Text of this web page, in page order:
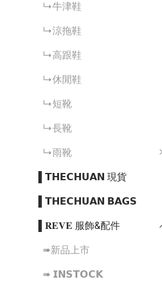
↳牛津鞋
↳涼拖鞋
↳高跟鞋
↳休閒鞋
↳短靴
↳長靴
↳雨靴
▌𝗧𝗛𝗘𝗖𝗛𝗨𝗔𝗡 現貨
▌𝗧𝗛𝗘𝗖𝗛𝗨𝗔𝗡 𝗕𝗔𝗚𝗦
▌𝐑𝐄𝐕𝐄 服飾&配件
➠新品上市
➠ 𝗜𝗡𝗦𝗧𝗢𝗖𝗞